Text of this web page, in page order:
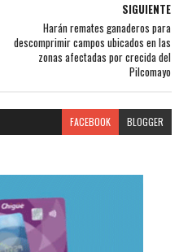
SIGUIENTE
Harán remates ganaderos para
descomprimir campos ubicados en las
zonas afectadas por crecida del
Pilcomayo
FACEBOOK BLOGGER